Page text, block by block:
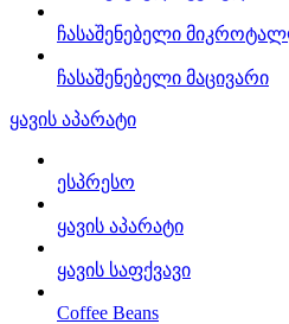
ჩასაშენებელი
ჩასაშენებელი მაცივარი
ყავის აპარატი
ესპრესო
ყავის აპარატი
ყავის საფქვავი
Coffee Beans